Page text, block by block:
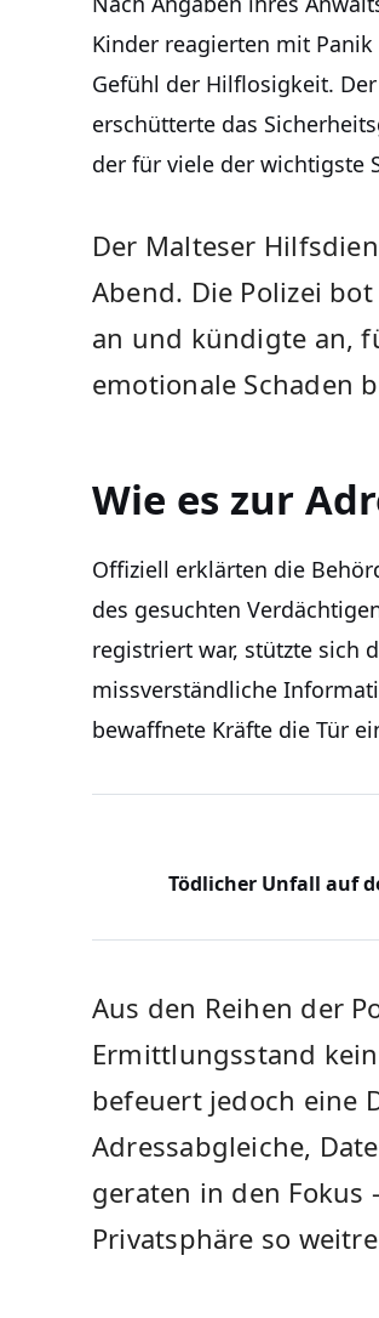
Kinder reagierten mit
Gefühl der Hilflosigkeit.
erschütterte das
der für viele der wichtigste
Der Malteser
Abend. Die Polizei
an und kündigte an,
emotionale Schaden
Wie es zur
Offiziell erklärten die
des gesuchten
registriert war, stützte sich
missverständliche
bewaffnete Kräfte die Tür
Tödlicher Unfall auf
Aus den Reihen der
Ermittlungsstand
befeuert jedoch eine
Adressabgleiche,
geraten in den Fokus
Privatsphäre so